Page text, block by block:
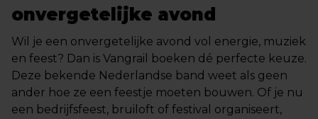
onvergetelijke avond
Wil je een onvergetelijke avond vol energie, muziek
en feest? Dan is Vangrail boeken dé perfecte keuze.
Deze bekende Nederlandse band weet als geen
ander hoe ze een feestje moeten bouwen. Of je nu
een bedrijfsfeest, bruiloft of festival organiseert,